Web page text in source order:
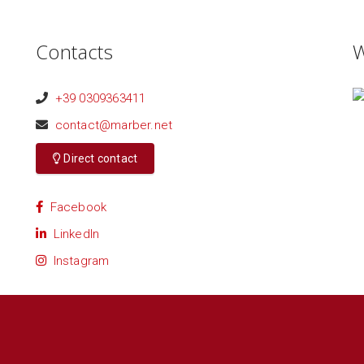
Contacts
+39 0309363411
contact@marber.net
Direct contact
Facebook
LinkedIn
Instagram